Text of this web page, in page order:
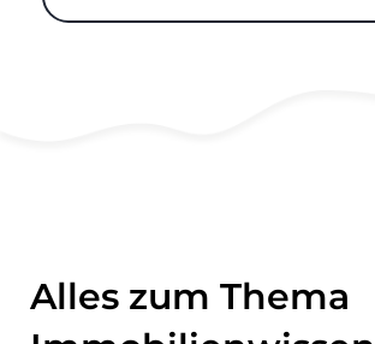
Alles zum Thema